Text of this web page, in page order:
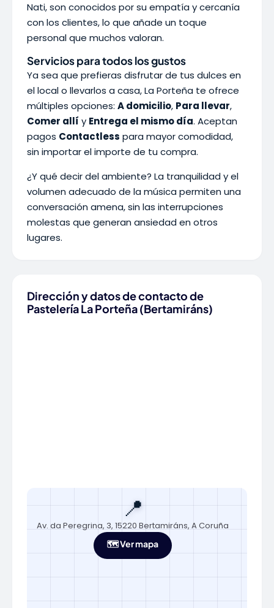
Nati, son conocidos por su empatía y cercanía
con los clientes, lo que añade un toque
personal que muchos valoran.
Servicios para todos los gustos
Ya sea que prefieras disfrutar de tus dulces en
el local o llevarlos a casa, La Porteña te ofrece
múltiples opciones: A domicilio, Para llevar,
Comer allí y Entrega el mismo día. Aceptan
pagos Contactless para mayor comodidad,
sin importar el importe de tu compra.
¿Y qué decir del ambiente? La tranquilidad y el
volumen adecuado de la música permiten una
conversación amena, sin las interrupciones
molestas que generan ansiedad en otros
lugares.
Dirección y datos de contacto de
Pastelería La Porteña (Bertamiráns)
📍
Av. da Peregrina, 3, 15220 Bertamiráns, A Coruña
🗺️ Ver mapa